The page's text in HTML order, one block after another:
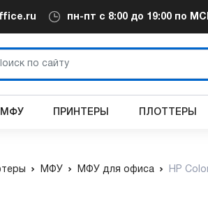
пн-пт с 8:00 до 19:00 по
МФУ ПРИНТЕРЫ ПЛОТТЕРЫ
МФУ МФУ для офиса HP